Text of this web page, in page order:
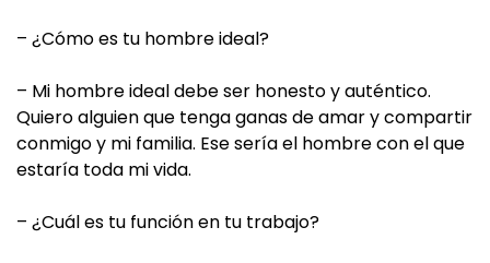
– ¿Cómo es tu hombre ideal?
– Mi hombre ideal debe ser honesto y auténtico.
Quiero alguien que tenga ganas de amar y compartir
conmigo y mi familia. Ese sería el hombre con el que
estaría toda mi vida.
– ¿Cuál es tu función en tu trabajo?